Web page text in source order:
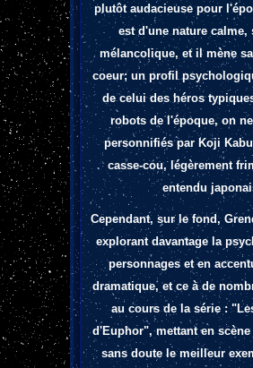
plutôt audacieuse pour
est d'une nature calme,
mélancolique, et il mène
coeur; un profil
de celui des héros
robots de l'époque, on
personnifiés par Koji
casse-cou, légèrement
entendu
Cependant, sur le fond,
explorant davantage la
personnages et en
dramatique, et ce à de
au cours de la série :
d'Euphor", mettant en
sans doute le meilleur